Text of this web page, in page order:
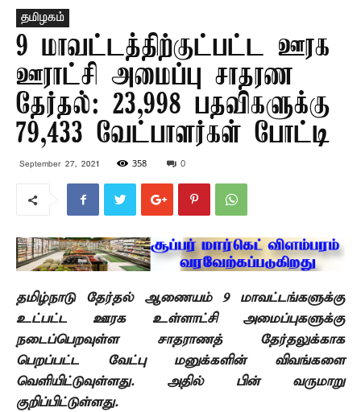
தமிழகம்
9 மாவட்டத்திற்குட்பட்ட ஊரக
ஊராட்சி அமைப்பு சாதரண
தேர்தல்: 23,998 பதவிகளுக்கு
79,433 வேட்பாளர்கள் போட்டி
September 27, 2021 358 0
தமிழ்நாடு தேர்தல் ஆணையம் 9 மாவட்டங்களுக்கு
உட்பட்ட ஊரக உள்ளாட்சி அமைப்புகளுக்கு
நடைப்பெறவுள்ள சாதராணத் தேர்தலுக்காக
பெறப்பட்ட வேட்பு மனுக்களின் விவங்களை
வெளியிட்டுவுள்ளது. அதில் பின் வருமாறு
குறிப்பிட்டுள்ளது.